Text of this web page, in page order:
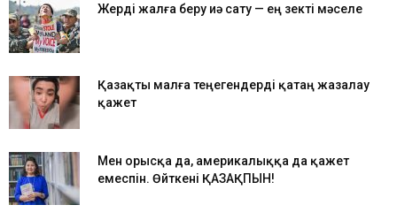
Жерді жалға беру иә сату — ең өзекті мәселе
Қазақты малға теңегендерді қатаң жазалау
қажет
Мен орысқа да, америкалыққа да қажет
емеспін. Өйткені ҚАЗАҚПЫН!